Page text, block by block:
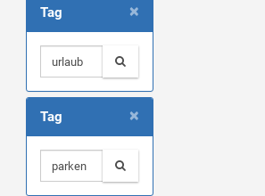
×
Tag
×
Tag